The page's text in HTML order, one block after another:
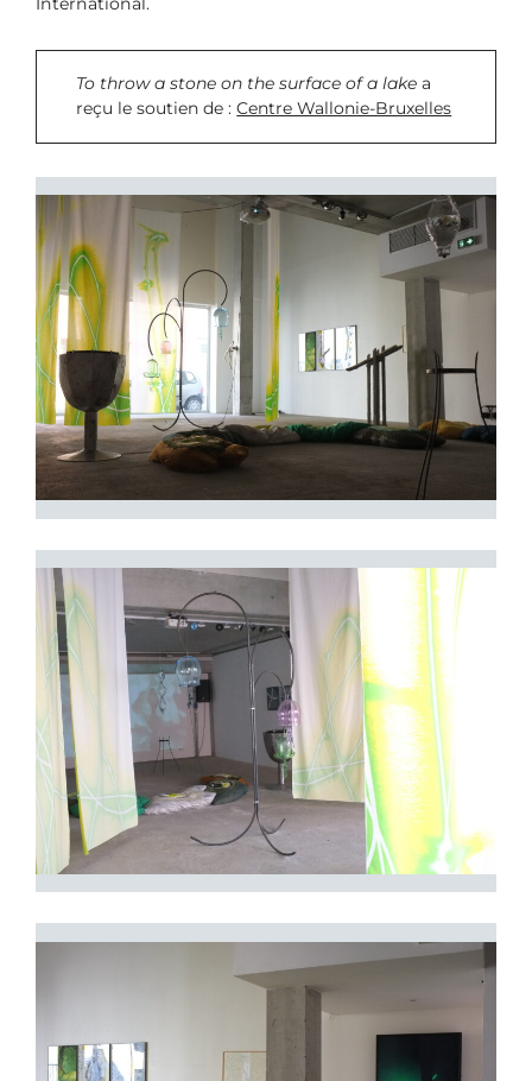
To throw a stone on the surface of a lake a
reçu le soutien de :Centre Wallonie-Bruxelles